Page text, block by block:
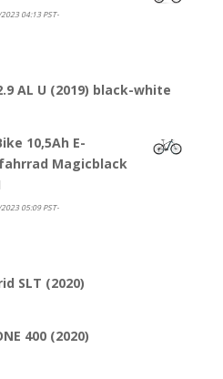
04:13 PST-
AL U (2019) black-white
10,5Ah E-
Magicblack
05:09 PST-
SLT (2020)
400 (2020)